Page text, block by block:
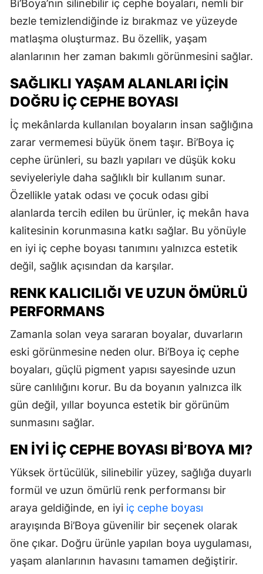
Bi’Boya’nın silinebilir iç cephe boyaları, nemli bir
bezle temizlendiğinde iz bırakmaz ve yüzeyde
matlaşma oluşturmaz. Bu özellik, yaşam
alanlarının her zaman bakımlı görünmesini sağlar.
SAĞLIKLI YAŞAM ALANLARI İÇIN
DOĞRU İÇ CEPHE BOYASI
İç mekânlarda kullanılan boyaların insan sağlığına
zarar vermemesi büyük önem taşır. Bi’Boya iç
cephe ürünleri, su bazlı yapıları ve düşük koku
seviyeleriyle daha sağlıklı bir kullanım sunar.
Özellikle yatak odası ve çocuk odası gibi
alanlarda tercih edilen bu ürünler, iç mekân hava
kalitesinin korunmasına katkı sağlar. Bu yönüyle
en iyi iç cephe boyası tanımını yalnızca estetik
değil, sağlık açısından da karşılar.
RENK KALICILIĞI VE UZUN ÖMÜRLÜ
PERFORMANS
Zamanla solan veya sararan boyalar, duvarların
eski görünmesine neden olur. Bi’Boya iç cephe
boyaları, güçlü pigment yapısı sayesinde uzun
süre canlılığını korur. Bu da boyanın yalnızca ilk
gün değil, yıllar boyunca estetik bir görünüm
sunmasını sağlar.
EN İYI İÇ CEPHE BOYASI BI’BOYA MI?
Yüksek örtücülük, silinebilir yüzey, sağlığa duyarlı
formül ve uzun ömürlü renk performansı bir
araya geldiğinde, en iyi iç cephe boyası
arayışında Bi’Boya güvenilir bir seçenek olarak
öne çıkar. Doğru ürünle yapılan boya uygulaması,
yaşam alanlarının havasını tamamen değiştirir.